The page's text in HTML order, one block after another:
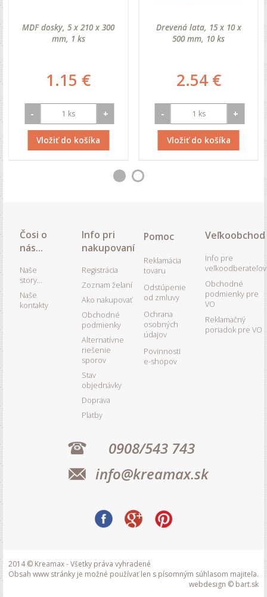
MDF dosky, 5 x 210 x 300
mm, 1 ks
1.15 €
- +
Vložiť do košíka
Drevená lata, 15 x 10 x
500 mm, 10 ks
2.54 €
- +
Vložiť do košíka
Čosi o
nás...
Naše
story...
Naše
kontakty
Info pri
nakupovaní
Registrácia
Zoznam želaní
Ako nakupovať
Obchodné
podmienky
Alternatívne
riešenie
sporov
Stav
objednávky
Doprava
Platby
Pomoc
Reklamácia
tovaru
Odstúpenie
od zmluvy
Ochrana
osobných
údajov
Povinnosti
e-shopov
Veľkoobchod
Info pre
veľkoodberateľov
Obchodné
podmienky pre
VO
Reklamačný
poriadok pre VO
0908/543 743
info@kreamax.sk
2014 © Kreamax - Všetky práva vyhradené
Obsah www stránky je možné používať len s písomným súhlasom majiteľa.
webdesign © bart.sk